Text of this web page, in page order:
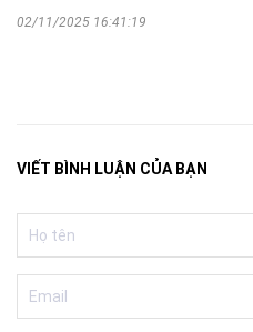
02/11/2025 16:41:19
VIẾT BÌNH LUẬN CỦA BẠN